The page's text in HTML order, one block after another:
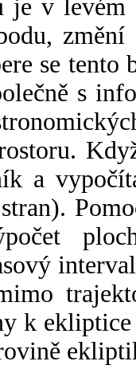
je v
se tento
s
a
k